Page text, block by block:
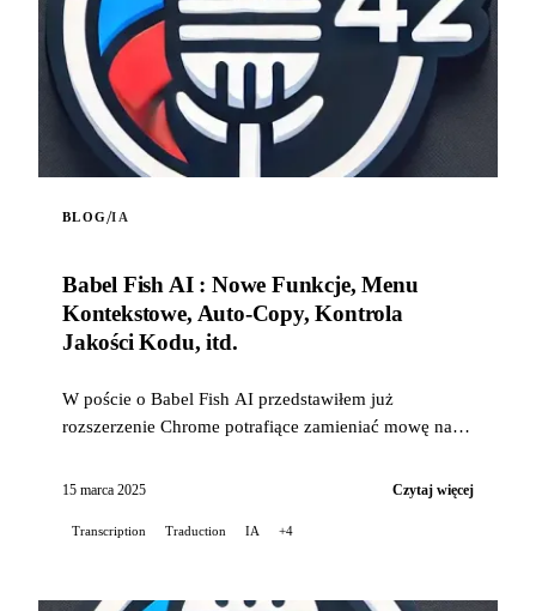
BLOG/IA
Babel Fish AI : Nowe Funkcje, Menu
Kontekstowe, Auto-Copy, Kontrola
Jakości Kodu, itd.
W poście o Babel Fish AI przedstawiłem już
rozszerzenie Chrome potrafiące zamieniać mowę na
również tłumaczenie w czasie rzeczywistym...
15 marca 2025 Czytaj więcej
Transcription Traduction IA +4